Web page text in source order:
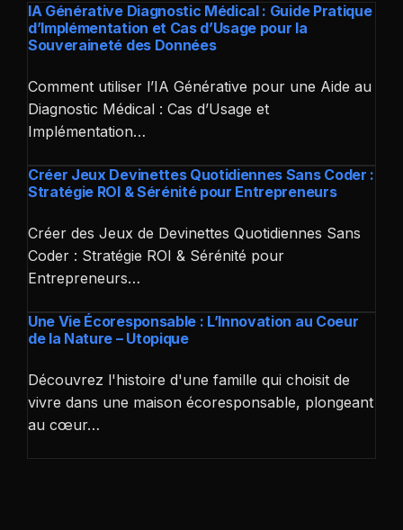
IA Générative Diagnostic Médical : Guide Pratique
d’Implémentation et Cas d’Usage pour la
Souveraineté des Données
Comment utiliser l’IA Générative pour une Aide au
Diagnostic Médical : Cas d’Usage et
Implémentation…
Créer Jeux Devinettes Quotidiennes Sans Coder :
Stratégie ROI & Sérénité pour Entrepreneurs
Créer des Jeux de Devinettes Quotidiennes Sans
Coder : Stratégie ROI & Sérénité pour
Entrepreneurs…
Une Vie Écoresponsable : L’Innovation au Coeur
de la Nature – Utopique
Découvrez l'histoire d'une famille qui choisit de
vivre dans une maison écoresponsable, plongeant
au cœur…